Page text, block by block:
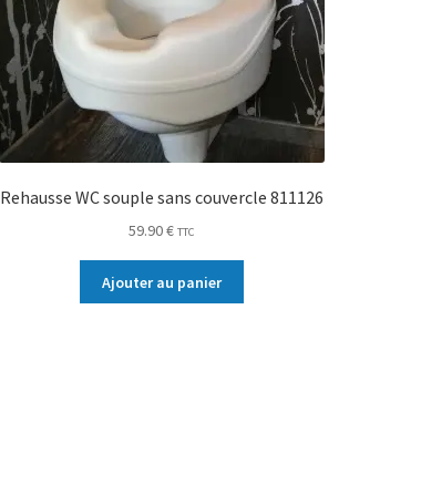
Rehausse WC souple sans couvercle 811126
59.90€ TTC
Ajouter au panier